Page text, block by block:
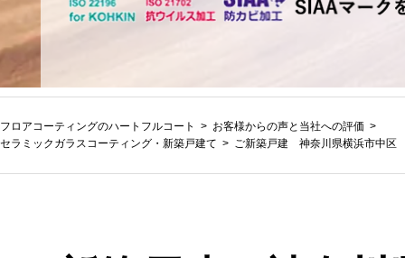
フロアコーティングのハートフルコート
お客様からの声と当社への評価
セラミックガラスコーティング ・ 新築戸建て ご新築戸建 神奈川県横浜市中区